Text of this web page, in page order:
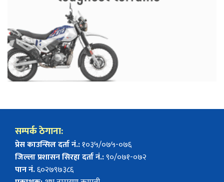
सम्पर्क ठेगाना:
प्रेस काउन्सिल दर्ता नं.:१०३५/०७५-०७६
जिल्ला प्रशासन सिरहा दर्ता नं.:९०/०७१-०७२
पान नं.६०२७९७३८६